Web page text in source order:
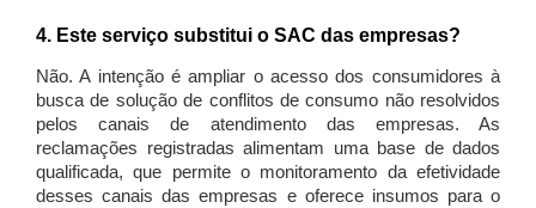
4. Este serviço substitui o SAC das empresas?
Não. A intenção é ampliar o acesso dos consumidores à
busca de solução de conflitos de consumo não resolvidos
pelos canais de atendimento das empresas. As
reclamações registradas alimentam uma base de dados
qualificada, que permite o monitoramento da efetividade
desses canais das empresas e oferece insumos para o